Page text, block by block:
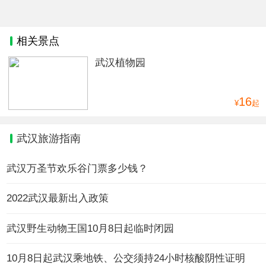
相关景点
武汉植物园
¥16起
武汉旅游指南
武汉万圣节欢乐谷门票多少钱？
2022武汉最新出入政策
武汉野生动物王国10月8日起临时闭园
10月8日起武汉乘地铁、公交须持24小时核酸阴性证明